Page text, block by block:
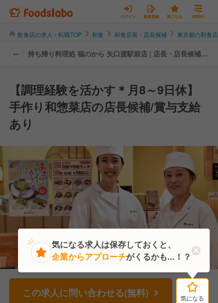
ログイン 新規登録 気になる MENU
飲食店の求人・転職TOP 和食 和食店長・店長候補 東京都の和食
持ち帰り料理処 福のから 矢口渡駅前店 | 店長・店長候補の
【調理経験を活かす＊月8～9日休】
手作り和惣菜店の店長候補/賞与支給
あり
この求人に問い合わせる(無料) 気になる
気になる
気になる求人は保存しておくと、
企業からアプローチがくるかも...！？